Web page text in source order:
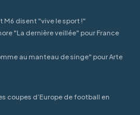
M6 disent "vive le sport !"
"La dernière veillée" pour France
au manteau de singe" pour Arte
coupes d’Europe de football en